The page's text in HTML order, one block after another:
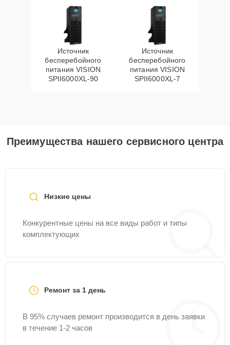
Источник
бесперебойного
питания VISION
SPII6000XL-90
Источник
бесперебойного
питания VISION
SPII6000XL-7
Преимущества нашего сервисного центра
Низкие цены
Конкурентные цены на все виды работ и типы
комплектующих
Ремонт за 1 день
В 95% случаев ремонт производится в день заявки
в течение 1-2 часов